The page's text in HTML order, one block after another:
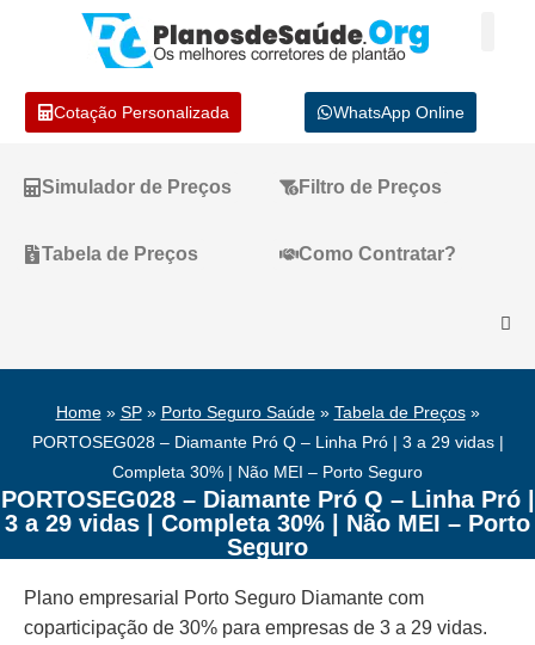
Cotação Personalizada WhatsApp Online
Simulador de Preços Filtro de Preços
Tabela de Preços Como Contratar?
Home» SP» Porto Seguro Saúde» Tabela de Preços»
PORTOSEG028 – Diamante Pró Q – Linha Pró | 3 a 29 vidas |
Completa 30% | Não MEI – Porto Seguro
PORTOSEG028 – Diamante Pró Q – Linha Pró |
3 a 29 vidas | Completa 30% | Não MEI – Porto
Seguro
Plano empresarial Porto Seguro Diamante com
coparticipação de 30% para empresas de 3 a 29 vidas.